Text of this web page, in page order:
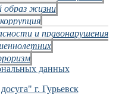
образ жизни
и правонарушения
данных
г. Гурьевск